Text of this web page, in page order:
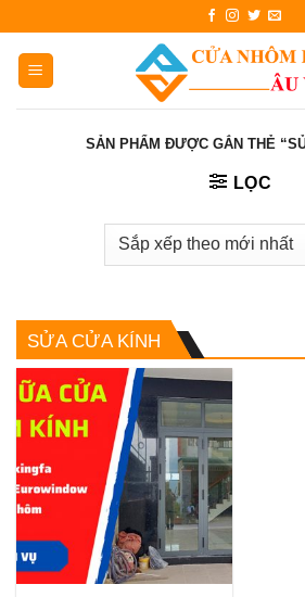
content
SẢN PHẨM ĐƯỢC GẮN THẺ
LỌC
SỬA CỬA KÍNH